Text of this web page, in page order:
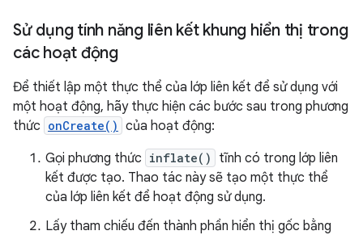
Sử dụng tính năng liên kết khung hiển thị trong
các hoạt động
Để thiết lập một thực thể của lớp liên kết để sử dụng với
một hoạt động, hãy thực hiện các bước sau trong phương
thức onCreate() của hoạt động:
Gọi phương thức inflate()
tĩnh có trong lớp liên
kết được tạo. Thao tác này sẽ tạo một thực thể
của lớp liên kết để hoạt động sử dụng.
Lấy tham chiếu đến thành phần hiển thị gốc bằng